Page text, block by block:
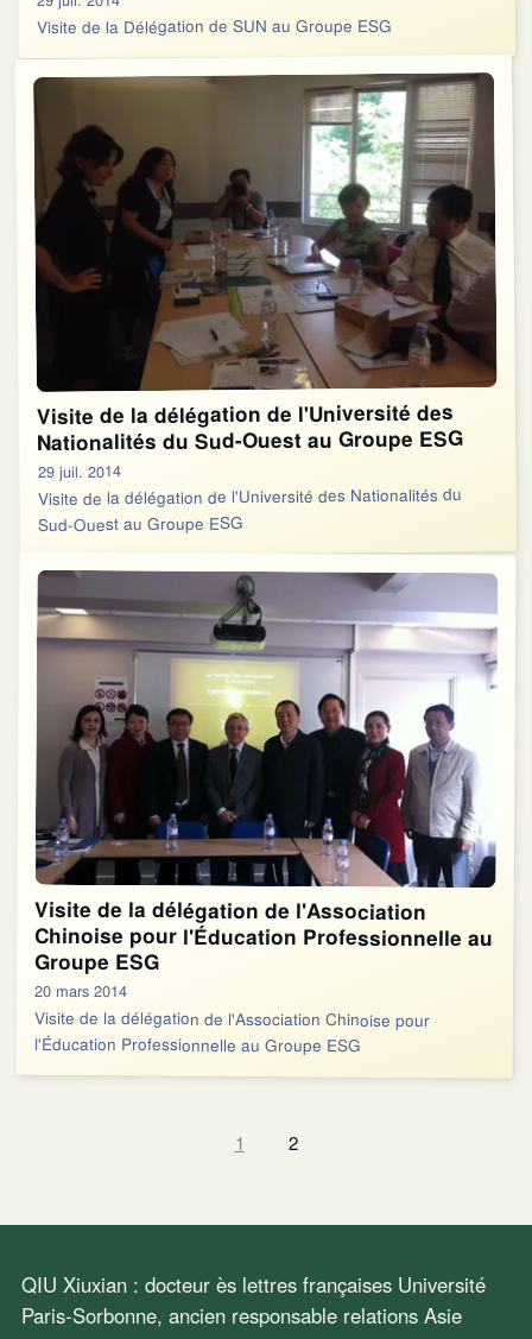
Visite de la Délégation de SUN au Groupe ESG
Visite de la délégation de l'Université des
Nationalités du Sud-Ouest au Groupe ESG
29 juil. 2014
Visite de la délégation de l'Université des Nationalités du
Sud-Ouest au Groupe ESG
Visite de la délégation de l'Association
Chinoise pour l'Éducation Professionnelle au
Groupe ESG
20 mars 2014
Visite de la délégation de l'Association Chinoise pour
l'Éducation Professionnelle au Groupe ESG
1 2
QIU Xiuxian : docteur ès lettres françaises Université
Paris-Sorbonne, ancien responsable relations Asie